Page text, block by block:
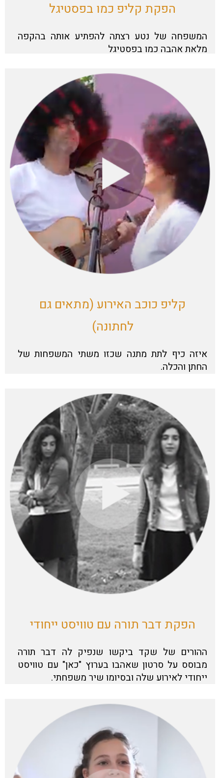
הפקת קליפ כמו בפסטיגל
המשפחה של נטע רצתה להפתיע אותה בהקפה
מלאת אהבה כמו בפסטיגל
קליפ כוכב האירוע (מתאים גם
לחתונה)
איזה כיף לתת מתנה שכזו משתי המשפחות של
החתן והכלה.
הפקת דבר תורה עם טוויסט ייחודי
ההורים של שקד ביקשו שנפיק לה דבר תורה
מבוסס על סרטון שאהבו בערוץ "כאן" עם טוויסט
ייחודי לאירוע שלה ובסיומו שיר משפחתי.